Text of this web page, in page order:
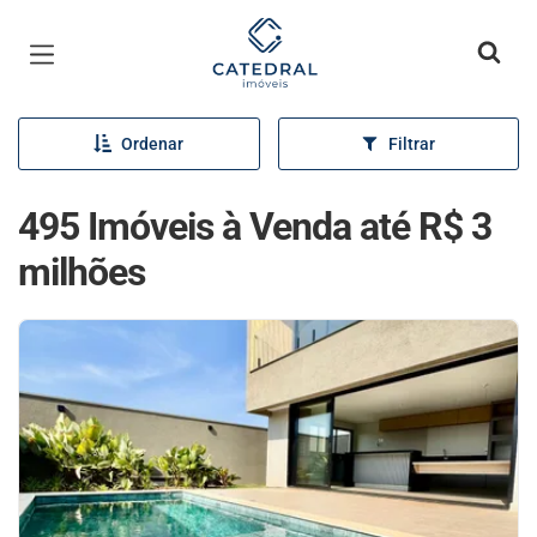
Página inicial
Ordenar Filtrar
495 Imóveis à Venda até R$ 3
milhões